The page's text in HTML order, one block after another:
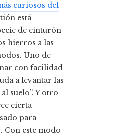
curiosos del
está
de cinturón
hierros a las
Uno de
con facilidad
a levantar las
suelo”. Y otro
cierta
para
Con este modo